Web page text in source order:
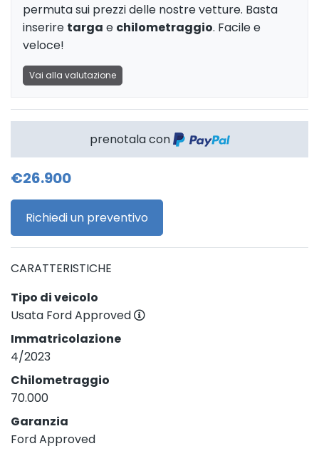
permuta sui prezzi delle nostre vetture. Basta
inserire targa e chilometraggio. Facile e
veloce!
Vai alla valutazione
prenotala con
€26.900
Richiedi un preventivo
CARATTERISTICHE
Tipo di veicolo
Usata Ford Approved
Immatricolazione
4/2023
Chilometraggio
70.000
Garanzia
Ford Approved